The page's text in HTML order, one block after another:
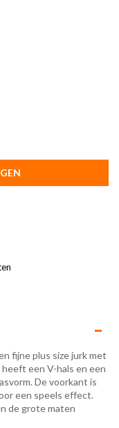
fijne plus size jurk met
een V-hals en een
De voorkant is
een speels effect.
de grote maten